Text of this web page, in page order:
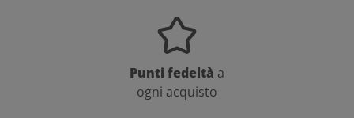
Punti fedeltà a
ogni acquisto